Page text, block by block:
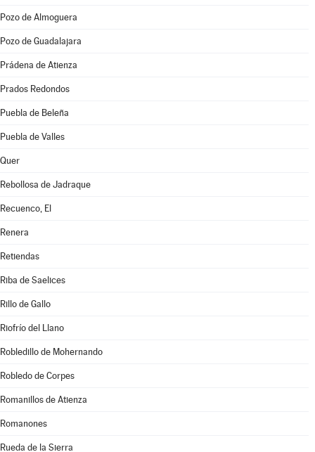
Pozo de Almoguera
Pozo de Guadalajara
Prádena de Atienza
Prados Redondos
Puebla de Beleña
Puebla de Valles
Quer
Rebollosa de Jadraque
Recuenco, El
Renera
Retiendas
Riba de Saelices
Rillo de Gallo
Riofrío del Llano
Robledillo de Mohernando
Robledo de Corpes
Romanillos de Atienza
Romanones
Rueda de la Sierra